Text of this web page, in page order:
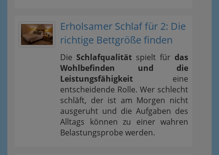
Erholsamer Schlaf für 2: Die
richtige Bettgröße finden
Die Schlafqualität spielt für das
Wohlbefinden und die
Leistungsfähigkeit eine
entscheidende Rolle. Wer schlecht
schläft, der ist am Morgen nicht
ausgeruht und die Aufgaben des
Alltags können zu einer wahren
Belastungsprobe werden.